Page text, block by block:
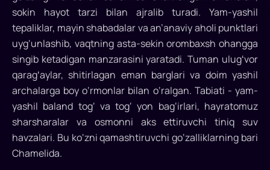
Koreyaning
Vando
orolida
Cittaslow
Milliy
Assambleyasi
bo‘lib
o‘tdi
tadbirda
Denizlining
sokin hayot tarzi bilan ajralib turadi. Yam-yashil
tepaliklar, mayin shabadalar va an’anaviy aholi punktlari
uyg‘unlashib, vaqtning asta-sekin orombaxsh ohangga
singib ketadigan manzarasini yaratadi. Tuman ulugʻvor
qaragʻaylar, shitirlagan eman barglari va doim yashil
archalarga boy o‘rmonlar bilan o‘ralgan. Tabiati - yam-
yashil baland tog‘ va tog‘ yon bag‘irlari, hayratomuz
sharsharalar va osmonni aks ettiruvchi tiniq suv
havzalari. Bu ko‘zni qamashtiruvchi go‘zalliklarning bari
Chamelida.